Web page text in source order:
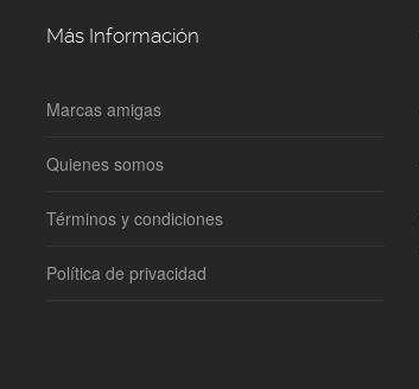
Más Información
Marcas amigas
Quienes somos
Términos y condiciones
Política de privacidad